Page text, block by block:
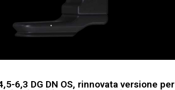
6,3 DG DN OS, rinnovata versione per